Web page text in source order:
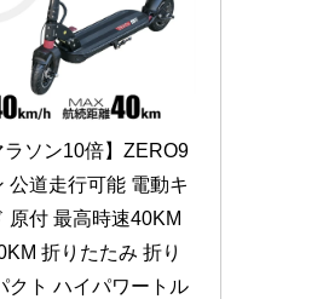
ラソン10倍】ZERO9
公道走行可能 電動キ
原付 最高時速40KM
折りたたみ 折り
クト ハイパワートル